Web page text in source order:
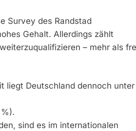
Survey des Randstad
Gehalt. Allerdings zählt
– mehr als
liegt Deutschland dennoch unter
sind es im internationalen